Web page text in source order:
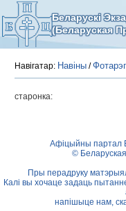
Беларускі
(Беларуская
Навігатар: Навіны /
старонка:
Афіцыйны партал
©
Пры перадруку
Калі вы хочаце задаць
напішыце нам,